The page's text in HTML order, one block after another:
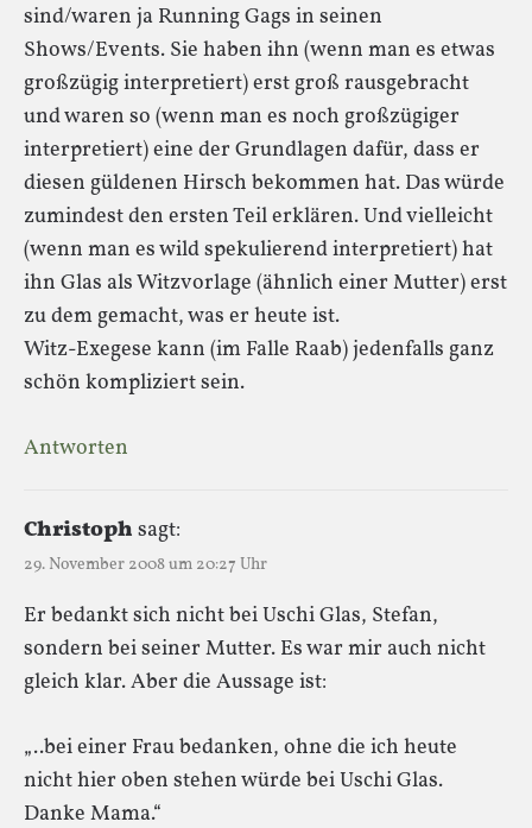
sind/waren ja Running Gags in seinen
Shows/Events. Sie haben ihn (wenn man es etwas
großzügig interpretiert) erst groß rausgebracht
und waren so (wenn man es noch großzügiger
interpretiert) eine der Grundlagen dafür, dass er
diesen güldenen Hirsch bekommen hat. Das würde
zumindest den ersten Teil erklären. Und vielleicht
(wenn man es wild spekulierend interpretiert) hat
ihn Glas als Witzvorlage (ähnlich einer Mutter) erst
zu dem gemacht, was er heute ist.
Witz-Exegese kann (im Falle Raab) jedenfalls ganz
schön kompliziert sein.
Antworten
Christoph sagt:
29. November 2008 um 20:27 Uhr
Er bedankt sich nicht bei Uschi Glas, Stefan,
sondern bei seiner Mutter. Es war mir auch nicht
gleich klar. Aber die Aussage ist:
„..bei einer Frau bedanken, ohne die ich heute
nicht hier oben stehen würde bei Uschi Glas.
Danke Mama.“